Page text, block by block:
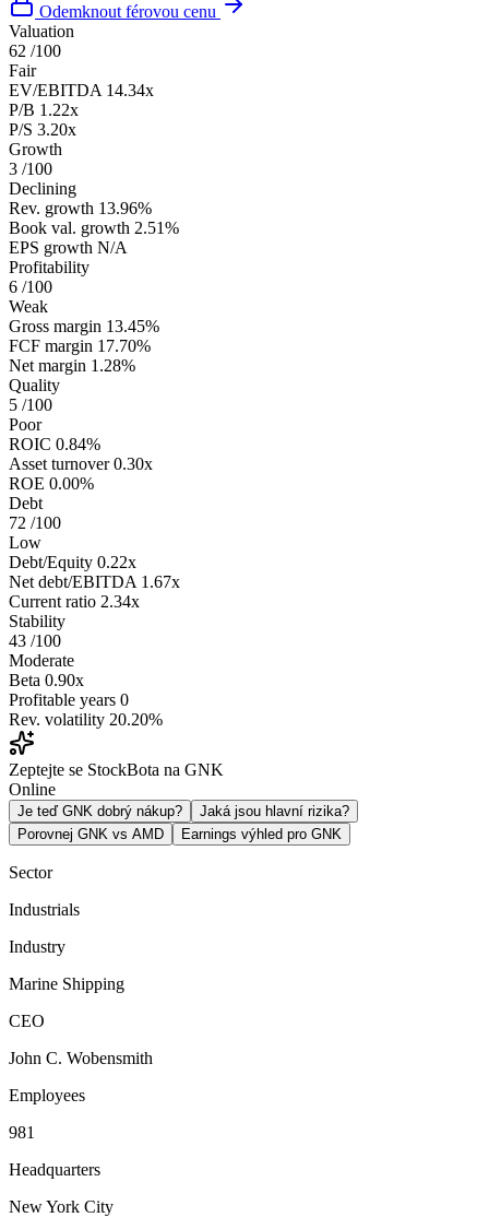
Odemknout férovou cenu
Valuation
62 /100
Fair
EV/EBITDA 14.34x
P/B 1.22x
P/S 3.20x
Growth
3 /100
Declining
Rev. growth 13.96%
Book val. growth 2.51%
EPS growth N/A
Profitability
6 /100
Weak
Gross margin 13.45%
FCF margin 17.70%
Net margin 1.28%
Quality
5 /100
Poor
ROIC 0.84%
Asset turnover 0.30x
ROE 0.00%
Debt
72 /100
Low
Debt/Equity 0.22x
Net debt/EBITDA 1.67x
Current ratio 2.34x
Stability
43 /100
Moderate
Beta 0.90x
Profitable years 0
Rev. volatility 20.20%
Zeptejte se StockBota na GNK
Online
Je teď GNK dobrý nákup?
Jaká jsou hlavní rizika?
Porovnej GNK vs AMD
Earnings výhled pro GNK
Sector
Industrials
Industry
Marine Shipping
CEO
John C. Wobensmith
Employees
981
Headquarters
New York City